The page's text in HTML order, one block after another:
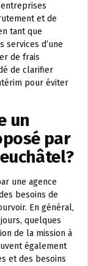
et de
tant que
services d’une
de frais
de clarifier
pour éviter
un
par
une agence
besoins de
En général,
quelques
de la mission à
également
et des besoins